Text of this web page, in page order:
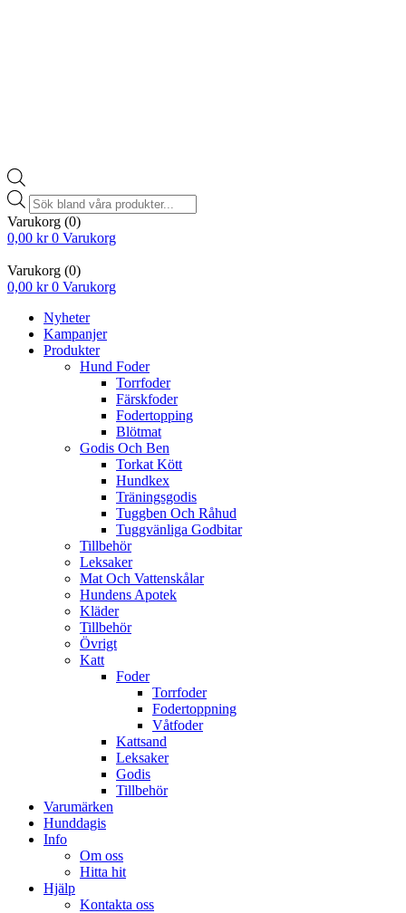
Products
search
Varukorg (0)
0,00 kr 0 Varukorg
Varukorg (0)
0,00 kr 0 Varukorg
Nyheter
Kampanjer
Produkter
Hund Foder
Torrfoder
Färskfoder
Fodertopping
Blötmat
Godis Och Ben
Torkat Kött
Hundkex
Träningsgodis
Tuggben Och Råhud
Tuggvänliga Godbitar
Tillbehör
Leksaker
Mat Och Vattenskålar
Hundens Apotek
Kläder
Tillbehör
Övrigt
Katt
Foder
Torrfoder
Fodertoppning
Våtfoder
Kattsand
Leksaker
Godis
Tillbehör
Varumärken
Hunddagis
Info
Om oss
Hitta hit
Hjälp
Kontakta oss